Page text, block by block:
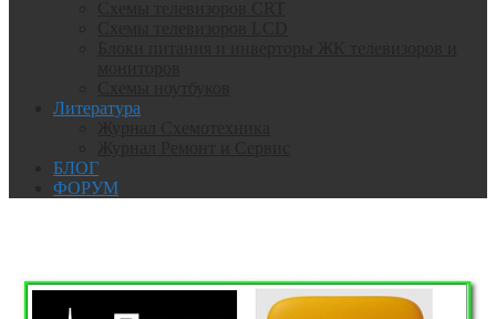
Литература
БЛОГ
ФОРУМ